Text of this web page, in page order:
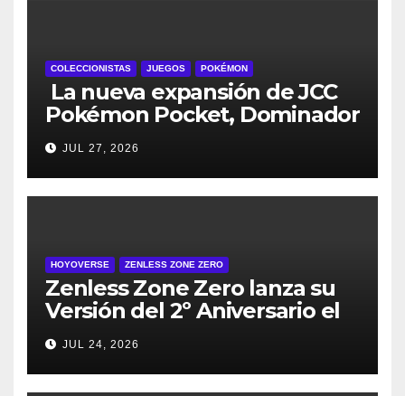
COLECCIONISTAS JUEGOS POKÉMON
La nueva expansión de JCC
Pokémon Pocket, Dominador
de los Cielos, se lanza el 29
de julio
JUL 27, 2026
HOYOVERSE ZENLESS ZONE ZERO
Zenless Zone Zero lanza su
Versión del 2º Aniversario el
29 de julio – con regalos para
todos los jugadores y nuevos
personajes
JUL 24, 2026